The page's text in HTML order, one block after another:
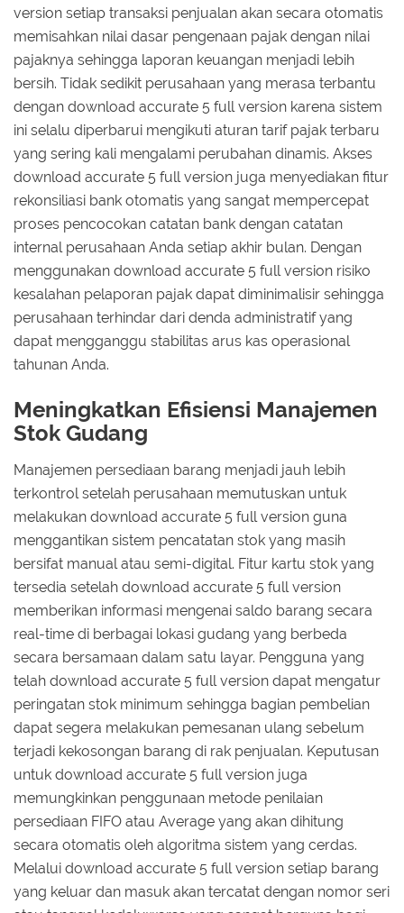
version setiap transaksi penjualan akan secara otomatis
memisahkan nilai dasar pengenaan pajak dengan nilai
pajaknya sehingga laporan keuangan menjadi lebih
bersih. Tidak sedikit perusahaan yang merasa terbantu
dengan download accurate 5 full version karena sistem
ini selalu diperbarui mengikuti aturan tarif pajak terbaru
yang sering kali mengalami perubahan dinamis. Akses
download accurate 5 full version juga menyediakan fitur
rekonsiliasi bank otomatis yang sangat mempercepat
proses pencocokan catatan bank dengan catatan
internal perusahaan Anda setiap akhir bulan. Dengan
menggunakan download accurate 5 full version risiko
kesalahan pelaporan pajak dapat diminimalisir sehingga
perusahaan terhindar dari denda administratif yang
dapat mengganggu stabilitas arus kas operasional
tahunan Anda.
Meningkatkan Efisiensi Manajemen
Stok Gudang
Manajemen persediaan barang menjadi jauh lebih
terkontrol setelah perusahaan memutuskan untuk
melakukan download accurate 5 full version guna
menggantikan sistem pencatatan stok yang masih
bersifat manual atau semi-digital. Fitur kartu stok yang
tersedia setelah download accurate 5 full version
memberikan informasi mengenai saldo barang secara
real-time di berbagai lokasi gudang yang berbeda
secara bersamaan dalam satu layar. Pengguna yang
telah download accurate 5 full version dapat mengatur
peringatan stok minimum sehingga bagian pembelian
dapat segera melakukan pemesanan ulang sebelum
terjadi kekosongan barang di rak penjualan. Keputusan
untuk download accurate 5 full version juga
memungkinkan penggunaan metode penilaian
persediaan FIFO atau Average yang akan dihitung
secara otomatis oleh algoritma sistem yang cerdas.
Melalui download accurate 5 full version setiap barang
yang keluar dan masuk akan tercatat dengan nomor seri